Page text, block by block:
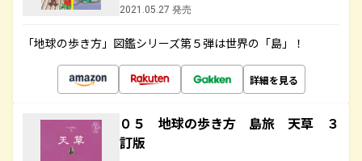
2021.05.27 発売
「地球の歩き方」図鑑シリーズ第５弾は世界の「島」！
詳細を見る
０５ 地球の歩き方 島旅 天草 ３
訂版